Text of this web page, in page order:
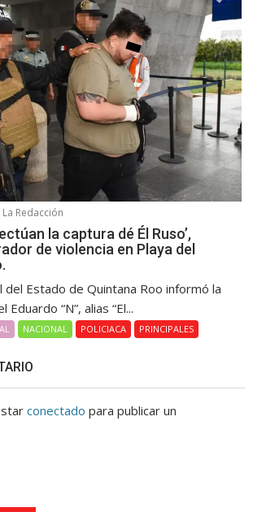
La Redacción
la captura dé Él Ruso’,
de violencia en Playa del
del Estado de Quintana Roo informó la
“N”, alias “El...
NACIONAL POLICIACA PRINCIPALES
conectado para publicar un